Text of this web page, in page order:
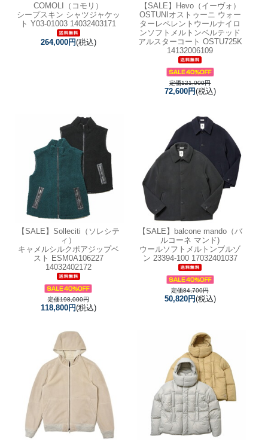
COMOLI（コモリ）
シープスキン シャツジャケッ
ト Y03-01003 14032403171
264,000円(税込)
【SALE】
Hevo（イーヴォ）
OSTUNIオストゥーニ ウォー
ターレペレントウールナイロ
ンソフトメルトンベルテッド
アルスターコート OSTU725K
14132006109
定価121,000円
72,600円(税込)
【SALE】 Solleciti（ソレシテ
ィ）
キャメルシルクボアジップベ
スト ESM0A106227
14032402172
定価198,000円
118,800円(税込)
【SALE】
balcone mando（バ
ルコーネ マンド)
ウールソフトメルトンブルゾ
ン 23394-100 17032401037
定価84,700円
50,820円(税込)